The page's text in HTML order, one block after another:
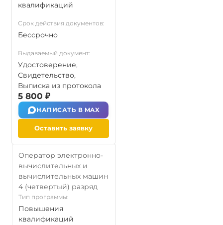
квалификаций
Срок действия документов:
Бессрочно
Выдаваемый документ:
Удостоверение,
Свидетельство,
Выписка из протокола
5 800 ₽
НАПИСАТЬ В MAX
Оставить заявку
Оператор электронно-
вычислительных и
вычислительных машин
4 (четвертый) разряд
Тип программы:
Повышения
квалификаций